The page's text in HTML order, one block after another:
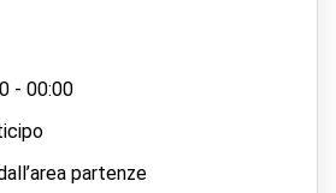
- 00:00
partenze